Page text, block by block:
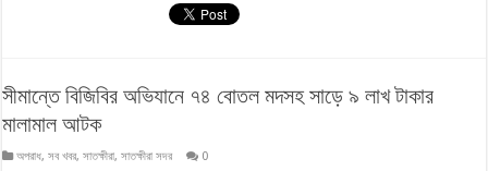
সীমান্তে বিজিবির অভিযানে ৭৪ বোতল মদসহ সাড়ে ৯ লাখ টাকার
মালামাল আটক
অপরাধ,সব খবর,সাতক্ষীরা,সাতক্ষীরা সদর 0